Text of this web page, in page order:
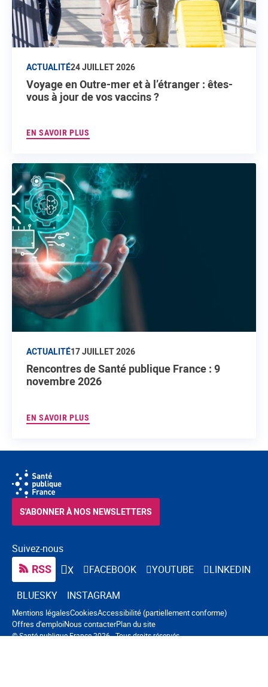
ACTUALITÉ24 JUILLET 2026
Voyage en Outre-mer et à l’étranger : êtes-
vous à jour de vos vaccins ?
EN SAVOIR PLUS
ACTUALITÉ17 JUILLET 2026
Rencontres de Santé publique France : 9
novembre 2026
EN SAVOIR PLUS
Suivez-nous
RSS X FACEBOOK YOUTUBE
LINKEDIN
BLUESKY
INSTAGRAM
S'ABONNER À NOS NEWSLETTERS
© Santé publique France 2026 - Tous droits réservés
Navigation pied de page
Mentions légalesCookiesAccessibilité (partiellement conforme)
Offres d'emploiNous contacterPlan du site